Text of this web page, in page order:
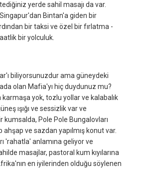
yerde sahil masajı da var.
Singapur'dan Bintan'a giden bir
bir taksi ve özel bir fırlatma -
bir yolculuk.
biliyorsunuzdur ama güneydeki
olan Mafia'yı hiç duydunuz mu?
yok, tozlu yollar ve kalabalık
ışığı ve sessizlik var ve
kumsalda, Pole Pole Bungalovları
ve sazdan yapılmış konut var.
'rahatla' anlamına geliyor ve
masajlar, pastoral kum kıyılarına
en iyilerinden olduğu söylenen